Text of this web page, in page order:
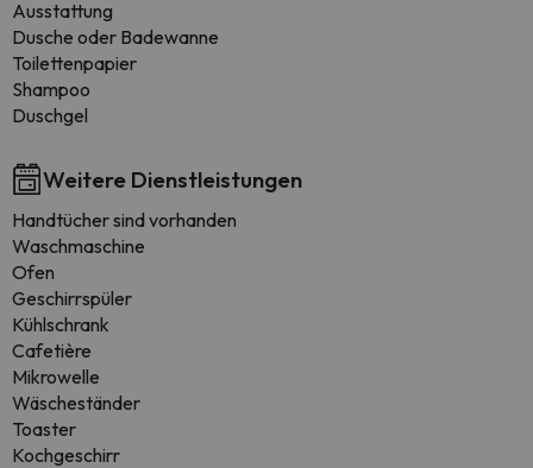
Ausstattung
Dusche oder Badewanne
Toilettenpapier
Shampoo
Duschgel
Weitere Dienstleistungen
Handtücher sind vorhanden
Waschmaschine
Ofen
Geschirrspüler
Kühlschrank
Cafetière
Mikrowelle
Wäscheständer
Toaster
Kochgeschirr